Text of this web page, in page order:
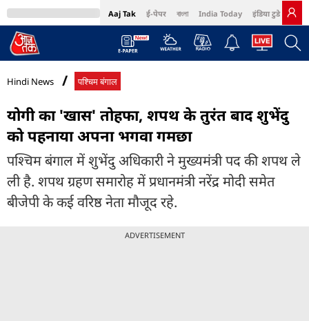
Aaj Tak ई-पेपर বাংলা India Today इंडिया टुडे हिंदी
MumbaiTak Cosmopolitan Harper's Bazaar Northeast
Hindi News पश्चिम बंगाल
योगी का 'खास' तोहफा, शपथ के तुरंत बाद शुभेंदु
को पहनाया अपना भगवा गमछा
पश्चिम बंगाल में शुभेंदु अधिकारी ने मुख्यमंत्री पद की शपथ ले
ली है. शपथ ग्रहण समारोह में प्रधानमंत्री नरेंद्र मोदी समेत
बीजेपी के कई वरिष्ठ नेता मौजूद रहे.
ADVERTISEMENT